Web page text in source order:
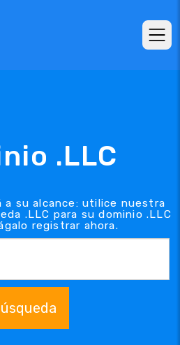
.LLC
a su alcance: utilice nuestra
.LLC para su dominio .LLC
registrar ahora.